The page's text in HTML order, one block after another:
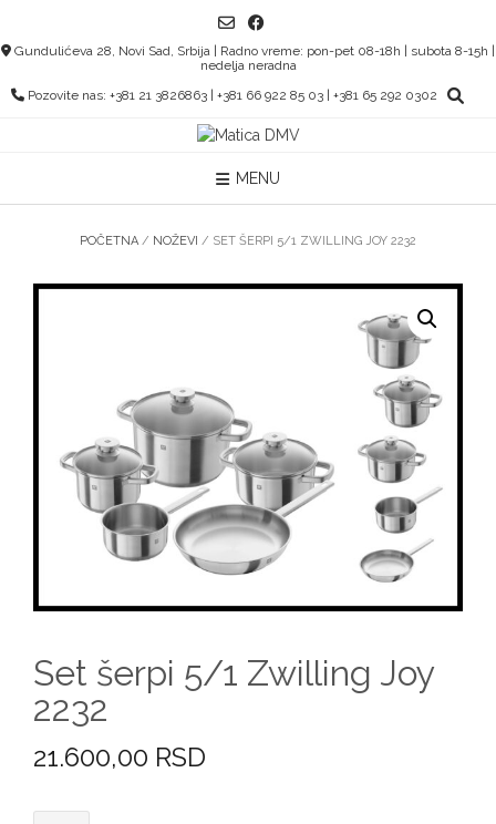
content
Gundulićeva 28, Novi Sad, Srbija | Radno vreme: pon-pet 08-18h | subota 8-15h |
nedelja neradna
Pozovite nas: +381 21 3826863 | +381 66 922 85 03 | +381 65 292 0302
MENU
POČETNA / NOŽEVI / SET ŠERPI 5/1 ZWILLING JOY 2232
Set šerpi 5/1 Zwilling Joy
2232
21.600,00 RSD